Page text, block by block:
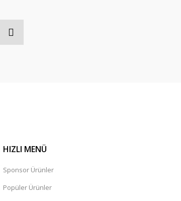
HIZLI MENÜ
Sponsor Ürünler
Popüler Ürünler